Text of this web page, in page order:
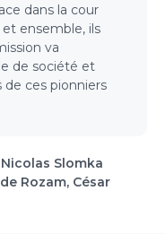
dans la cour
et ensemble, ils
va
de société et
ces pionniers
Slomka
Rozam, César